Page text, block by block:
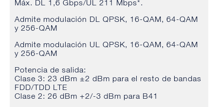
Máx. DL 1,6 Gbps/UL 211 Mbps*.
Admite modulación DL QPSK, 16-QAM, 64-QAM
y 256-QAM
Admite modulación UL QPSK, 16-QAM, 64-QAM
y 256-QAM
Potencia de salida:
Clase 3: 23 dBm ±2 dBm para el resto de bandas
FDD/TDD LTE
Clase 2: 26 dBm +2/-3 dBm para B41